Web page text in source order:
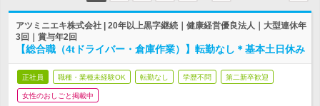
アツミニエキ株式会社 | 20年以上黒字継続｜健康経営優良法人｜大型連休年
3回｜賞与年2回
【総合職（4tドライバー・倉庫作業）】転勤なし＊基本土日休み
正社員 職種・業種未経験OK 転勤なし 学歴不問 第二新卒歓迎
女性のおしごと掲載中